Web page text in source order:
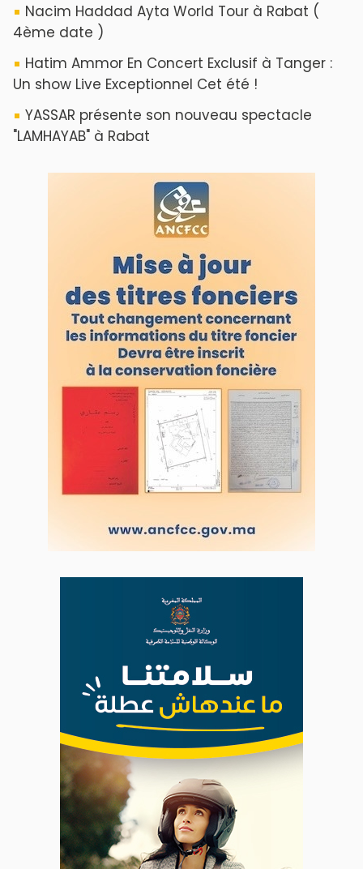
Nacim Haddad Ayta World Tour à Rabat (
4ème date )
Hatim Ammor En Concert Exclusif à Tanger :
Un show Live Exceptionnel Cet été !
YASSAR présente son nouveau spectacle
"LAMHAYAB" à Rabat